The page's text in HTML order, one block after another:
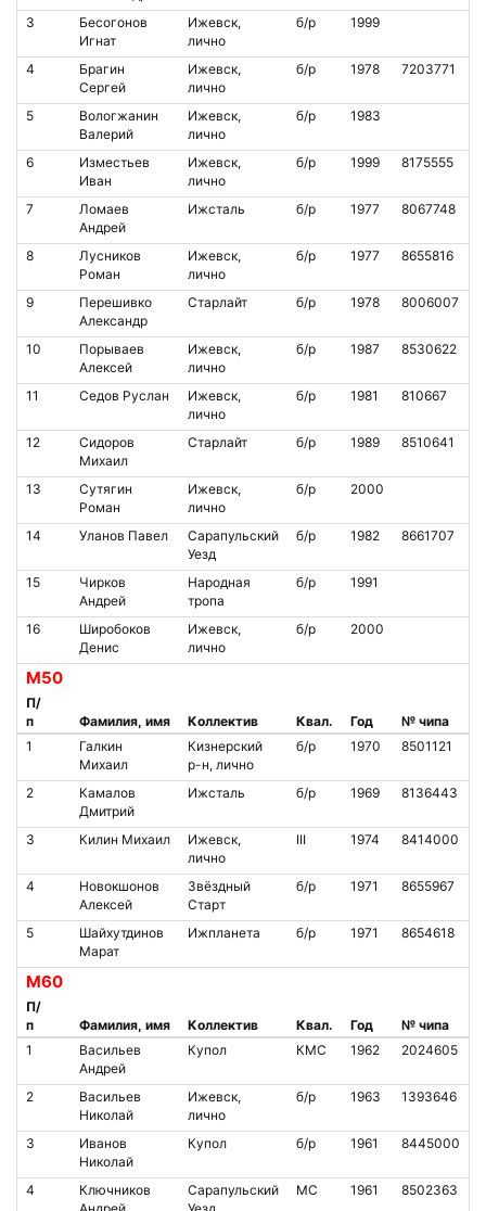
3
Бесогонов
Игнат
Ижевск,
лично
б/р 1999
4
Брагин
Сергей
Ижевск,
лично
б/р 1978 7203771
5
Вологжанин
Валерий
Ижевск,
лично
б/р 1983
6
Изместьев
Иван
Ижевск,
лично
б/р 1999 8175555
7
Ломаев
Андрей
Ижсталь б/р 1977 8067748
8
Лусников
Роман
Ижевск,
лично
б/р 1977 8655816
9
Перешивко
Александр
Старлайт б/р 1978 8006007
10
Порываев
Алексей
Ижевск,
лично
б/р 1987 8530622
11 Седов Руслан
Ижевск,
лично
б/р 1981 810667
12
Сидоров
Михаил
Старлайт б/р 1989 8510641
13
Сутягин
Роман
Ижевск,
лично
б/р 2000
14 Уланов Павел
Сарапульский
Уезд
б/р 1982 8661707
15
Чирков
Андрей
Народная
тропа
б/р 1991
16
Широбоков
Денис
Ижевск,
лично
б/р 2000
М50
П/
п
Фамилия, имя Коллектив Квал. Год
№ чипа
1
Галкин
Михаил
Кизнерский
р-н, лично
б/р 1970 8501121
2
Камалов
Дмитрий
Ижсталь б/р 1969 8136443
3 Килин Михаил
Ижевск,
лично
III 1974 8414000
4
Новокшонов
Алексей
Звёздный
Старт
б/р 1971 8655967
5
Шайхутдинов
Марат
Ижпланета б/р 1971 8654618
М60
П/
п
Фамилия, имя Коллектив Квал. Год
№ чипа
1
Васильев
Андрей
Купол КМС 1962 2024605
2
Васильев
Николай
Ижевск,
лично
б/р 1963 1393646
3
Иванов
Николай
Купол б/р 1961 8445000
4
Ключников
Сарапульский
МС 1961 8502363